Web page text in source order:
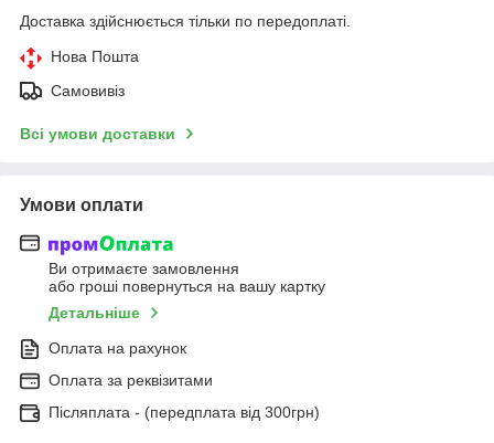
Доставка здійснюється тільки по передоплаті.
Нова Пошта
Самовивіз
Всі умови доставки
Умови оплати
Ви отримаєте замовлення
або гроші повернуться на вашу картку
Детальніше
Оплата на рахунок
Оплата за реквізитами
Післяплата - (передплата від 300грн)